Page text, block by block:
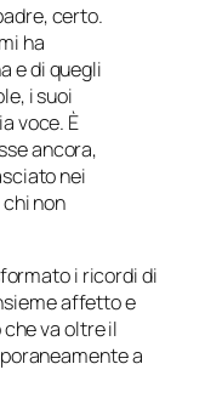
certo.
ha
e di quegli
i suoi
voce. È
ancora,
nei
chi non
i ricordi di
affetto e
va oltre il
a